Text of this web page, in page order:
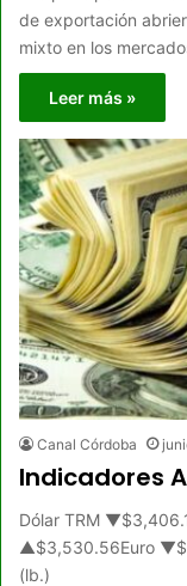
de exportación
mixto en los
Leer más »
Canal Córdoba
Indicadores
Dólar TRM
▲$3,530.56Euro
(lb.)